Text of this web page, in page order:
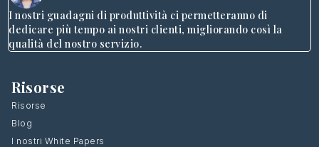
I nostri guadagni di produttività ci permetteranno di
dedicare più tempo ai nostri clienti, migliorando così la
qualità del nostro servizio.
Risorse
Risorse
Blog
I nostri White Papers